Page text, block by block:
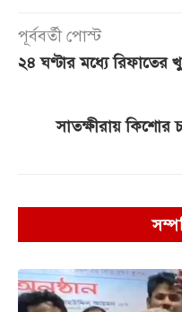
পূর্ববর্তী পোস্ট
২৪ ঘণ্টার মধ্যে রিফাতের
সাতক্ষীরায় কিশোর